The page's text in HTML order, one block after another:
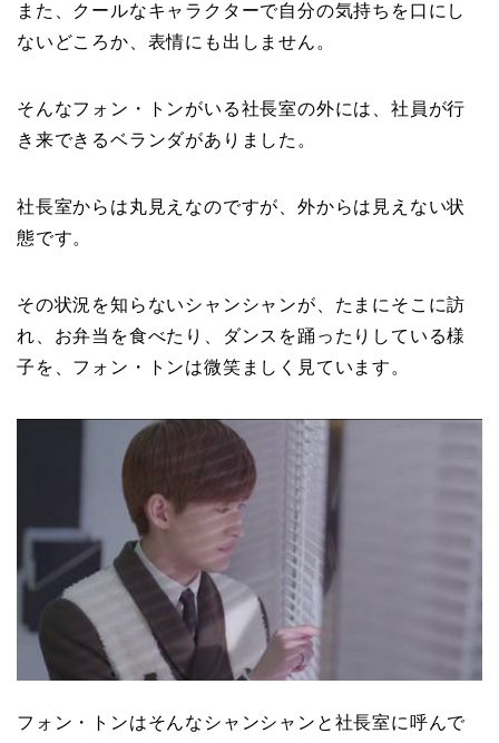
また、クールなキャラクターで自分の気持ちを口にし
ないどころか、表情にも出しません。
そんなフォン・トンがいる社長室の外には、社員が行
き来できるベランダがありました。
社長室からは丸見えなのですが、外からは見えない状
態です。
その状況を知らないシャンシャンが、たまにそこに訪
れ、お弁当を食べたり、ダンスを踊ったりしている様
子を、フォン・トンは微笑ましく見ています。
フォン・トンはそんなシャンシャンと社長室に呼んで